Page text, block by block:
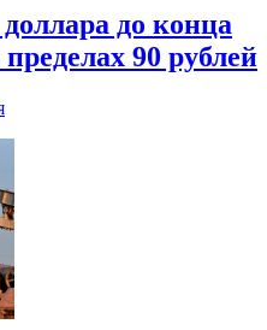
до конца
пределах 90 рублей